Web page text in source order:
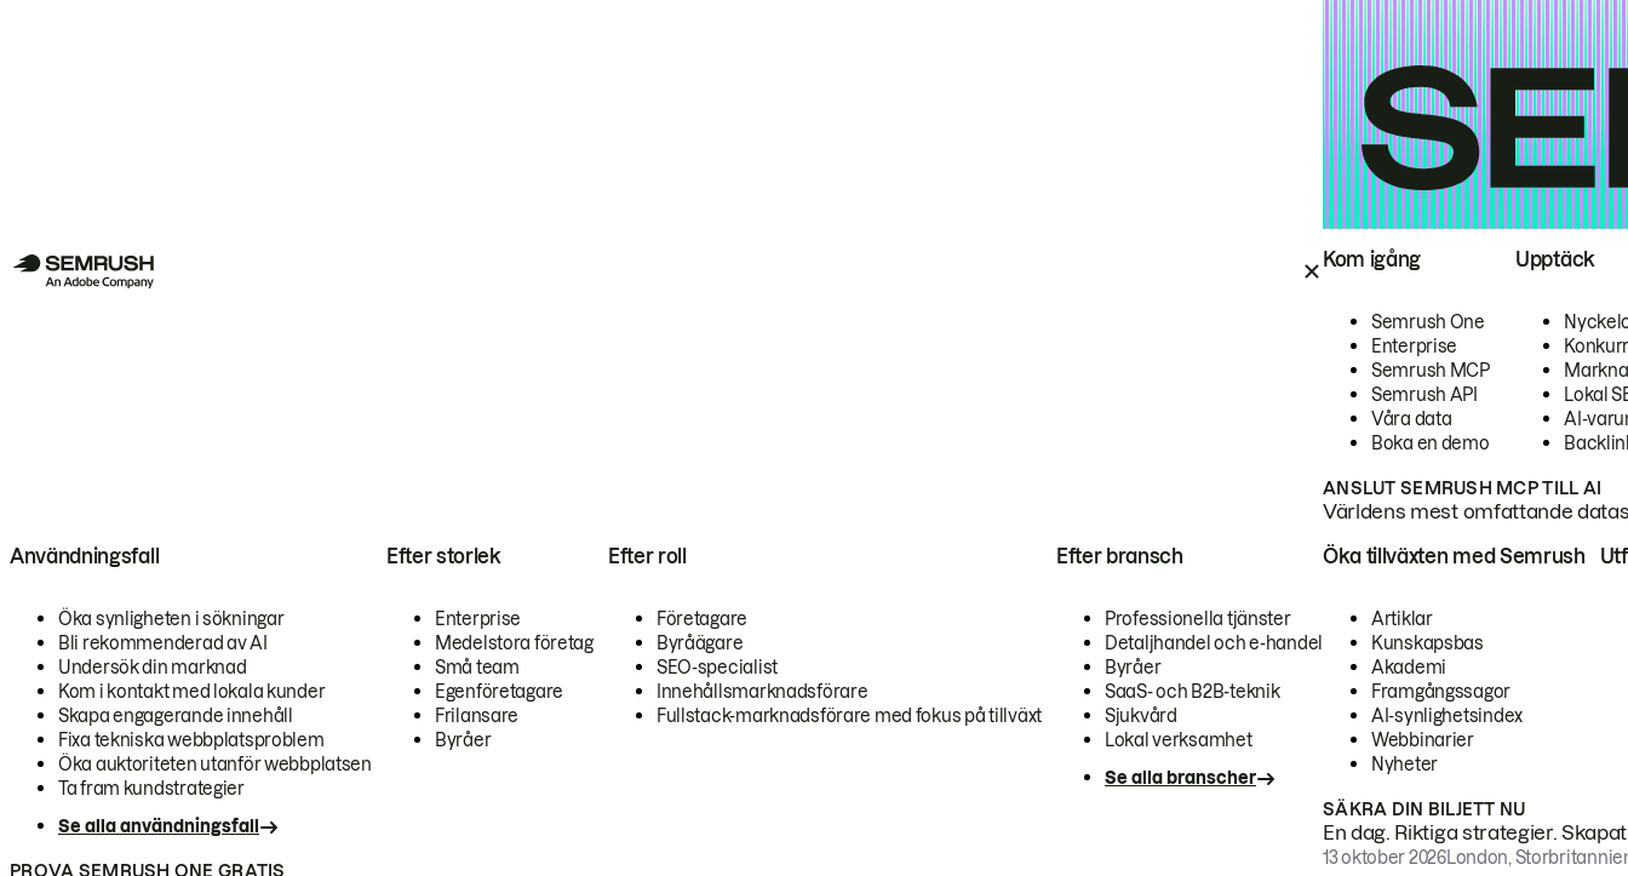
Kom igång
Semrush One
Enterprise
Semrush MCP
Semrush API
Våra data
Boka en demo
Upptäck
Lokal
AI-
ANSLUT SEMRUSH MCP TILL AI
Världens mest omfattande
Användningsfall
Öka synligheten i sökningar
Bli rekommenderad av AI
Undersök din marknad
Kom i kontakt med lokala kunder
Skapa engagerande innehåll
Fixa tekniska webbplatsproblem
Öka auktoriteten utanför webbplatsen
Ta fram kundstrategier
Se alla användningsfall
Efter storlek
Enterprise
Medelstora företag
Små team
Egenföretagare
Frilansare
Byråer
Efter roll
Företagare
Byråägare
SEO-specialist
Innehållsmarknadsförare
Fullstack-marknadsförare med fokus på tillväxt
Efter bransch
Professionella tjänster
Detaljhandel och e-handel
Byråer
SaaS- och B2B-teknik
Sjukvård
Lokal verksamhet
Se alla branscher
PROVA SEMRUSH ONE GRATIS
Öka tillväxten med Semrush
Artiklar
Kunskapsbas
Akademi
Framgångssagor
AI-synlighetsindex
Webbinarier
Nyheter
SÄKRA DIN BILJETT NU
En dag. Riktiga strategier.
13 oktober 2026London,